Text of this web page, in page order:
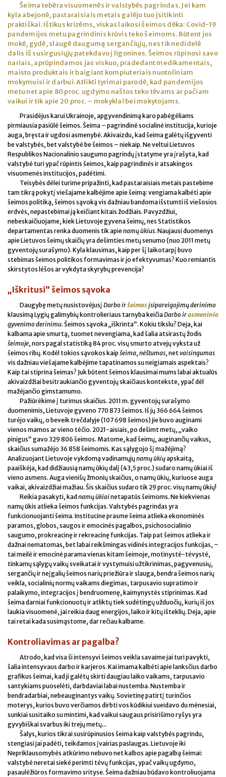
Šeima tebėra visuomenės ir valstybės pagrindas. Jei kam
kyla abejonė, pastaraisiais metais galėjo tuo įsitikinti
praktiškai. Ištikus krizėms, viskas laikosi šeimos dėka: Covid-19
pandemijos metu pagrindinis krūvis teko šeimoms. Būtent jos
mokė, gydė, slaugė daugumą sergančiųjų, nes tik nedidelė
dalis iš susirgusiųjų patekdavo į ligonines. Šeimos rūpinosi savo
nariais, aprūpindamos jas viskuo, pradedant medikamentais,
maisto produktais ir baigiant kompiuteriais nuotoliniam
mokymuisi ir darbui. Atlikti tyrimai parodė, kad pandemijos
metu net apie 80 proc. ugdymo naštos teko tėvams ar pačiam
vaikui ir tik apie 20 proc. – mokyklai bei mokytojams.
Prasidėjus karui Ukrainoje, apgyvendinimą karo pabėgėliams
pirmiausia pasiūlė šeimos. Šeima – pagrindinė socialinė institucija, kurioje
auga, bręsta ir ugdosi asmenybė. Akivaizdu, kad šeima galėtų išgyventi
be valstybės, bet valstybė be šeimos – niekaip. Ne veltui Lietuvos
Respublikos Nacionalinio saugumo pagrindų įstatyme yra įrašyta, kad
valstybė turi ypač rūpintis šeimos, kaip pagrindinės ir atsakingos
visuomenės institucijos, padėtimi.
Teisybės dėlei turime pripažinti, kad pastaraisiais metais pastebime
tam tikrą pokytį viešajame kalbėjime apie šeimą: vengiama kalbėti apie
šeimos politiką, šeimos sąvoką vis dažniau bandoma išstumti iš viešosios
erdvės, nepastebimai ją keičiant kitais žodžiais. Pavyzdžiui,
nebeskaičiuojame, kiek Lietuvoje gyvena šeimų, nes Statistikos
departamentas renka duomenis tik apienamų ūkius. Naujausi duomenys
apie Lietuvos šeimų skaičių yra dešimties metų senumo (nuo 2011 metų
gyventojų surašymo). Kyla klausimas, kaip per šį laikotarpį buvo
stebimas šeimos politikos formavimas ir jo efektyvumas? Kuo remiantis
skirstytos lėšos ar vykdyta skyrybų prevencija?
„Iškritusi“ šeimos sąvoka
Daugybę metų nusistovėjusį Darbo iršeimos įsipareigojimų derinimo
klausimą Lygių galimybių kontrolieriaus tarnyba keičiaDarbo irasmeninio
gyvenimo derinimu. Šeimos sąvoka „iškrinta“. Kokiu tikslu? Deja, kai
kalbama apie smurtą, tuomet nevengiama, kad šalia atsirastų žodis
šeimoje, nors pagal statistiką 84 proc. visų smurto atvejų vyksta už
šeimos ribų. Kodėl tokios sąvokos kaip šeima, nėštumas, netvaisingumas
vis dažniau viešajame kalbėjime tapatinamos su neigiamais aspektais?
Kaip tai stiprina šeimas? Juk būtent šeimos klausimai mums labai aktualūs
akivaizdžiai besitraukiančio gyventojų skaičiaus kontekste, ypač dėl
mažėjančio gimstamumo.
Pažiūrėkime į turimus skaičius. 2011 m. gyventojų surašymo
duomenimis, Lietuvoje gyveno 770 873 šeimos. Iš jų 366 664 šeimos
turėjo vaikų, o beveik trečdalyje (107 698 šeimos) jie buvo auginami
vienos mamos ar vieno tėčio. 2021-aisiais, po dešimt metų, „vaiko
pinigus“ gavo 329 806 šeimos. Matome, kad šeimų, auginančių vaikus,
skaičius sumažėjo 36 858 šeimomis. Kas sąlygojo šį mažėjimą?
Analizuojant Lietuvoje vykdomą vadinamųjųnamų ūkiųapskaitą,
paaiškėja, kad didžiausią namų ūkių dalį (43,5 proc.) sudaro namų ūkiai iš
vieno asmens. Auga vienišų žmonių skaičius, o namų ūkių, kuriuose auga
vaikai, akivaizdžiai mažiau. Šis skaičius sudaro tik 29 proc. visų namų ūkių!
Reikia pasakyti, kadnamų ūkiainetapatūs šeimoms. Ne kiekvienas
namų ūkis atlieka šeimos funkcijas. Valstybės pagrindas yra
funkcionuojanti šeima. Institucine prasme šeima atlieka ekonominės
paramos, globos, saugos ir emocinės pagalbos, psichosocialinio
saugumo, prokreacinę ir rekreacinę funkcijas. Taip pat šeimos atlieka ir
dažnai nematomas, bet labai reikšmingas vidinės integracijos funkcijas, –
tai meilė ir emocinė parama vienas kitam šeimoje, motinystė-tėvystė,
tinkamų sąlygų vaikų sveikatai ir vystymuisi užtikrinimas, pagyvenusių,
sergančių ir neįgalių šeimos narių priežiūra ir slauga, bendra šeimos narių
veikla, socialinių normų vaikams diegimas, tarpusavio supratimo ir
palaikymo, integracijos į bendruomenę, kaimynystės stiprinimas. Kad
šeima darniai funkcionuotų ir atliktų tiek sudėtingų užduočių, kurių iš jos
laukia visuomenė, jai reikia daug energijos, laiko ir kitų išteklių. Deja, apie
tai retai kada susimąstome, dar rečiau kalbame.
Kontroliavimas ar pagalba?
Atrodo, kad visa ši intensyvi šeimos veikla savaime jai turi pavykti,
šalia intensyvaus darbo ir karjeros. Kai imama kalbėti apie lanksčius darbo
grafikus šeimai, kad ji galėtų skirti daugiau laiko vaikams, tarpusavio
santykiams puoselėti, darbdaviai labai nustemba. Nustemba ir
bendradarbiai, nebeauginantys vaikų. Sovietinę patirtį turinčios
moterys, kurios buvo verčiamos dirbti vos kūdikiui sueidavo du mėnesiai,
sunkiai susitaiko su mintimi, kad vaikui saugaus prisirišimo ryšys yra
gyvybiškai svarbus iki trejų metų...
Šalys, kurios tikrai susirūpinusios šeima kaip valstybės pagrindu,
stengiasi jai padėti, teikdamos įvairias paslaugas. Lietuvoje iki
Nepriklausomybės atkūrimo nebuvo net kalbos apie pagalbą šeimai:
valstybė neretai siekė perimti tėvų funkcijas, ypač vaikų ugdymo,
pasaulėžiūros formavimo srityse. Šeima dažniau būdavo kontroliuojama